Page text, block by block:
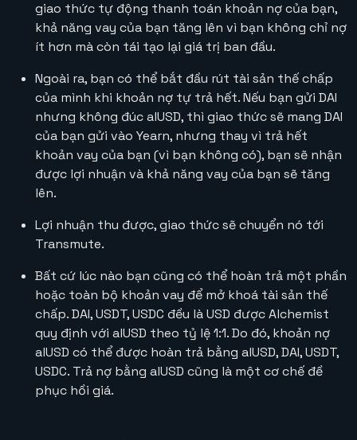
giao thức tự động thanh toán khoản nợ của bạn,
khả năng vay của bạn tăng lên vì bạn không chỉ nợ
ít hơn mà còn tái tạo lại giá trị ban đầu.
Ngoài ra, bạn có thể bắt đầu rút tài sản thế chấp
của mình khi khoản nợ tự trả hết. Nếu bạn gửi DAI
nhưng không đúc alUSD, thì giao thức sẽ mang DAI
của bạn gửi vào Yearn, nhưng thay vì trả hết
khoản vay của bạn (vì bạn không có), bạn sẽ nhận
được lợi nhuận và khả năng vay của bạn sẽ tăng
lên.
Lợi nhuận thu được, giao thức sẽ chuyển nó tới
Transmute.
Bất cứ lúc nào bạn cũng có thể hoàn trả một phần
hoặc toàn bộ khoản vay để mở khoá tài sản thế
chấp. DAI, USDT, USDC đều là USD được Alchemist
quy định với alUSD theo tỷ lệ 1:1. Do đó, khoản nợ
alUSD có thể được hoàn trả bằng alUSD, DAI, USDT,
USDC. Trả nợ bằng alUSD cũng là một cơ chế đề
phục hồi giá.